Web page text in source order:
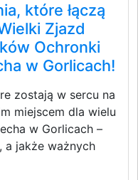
które łączą
Zjazd
Ochronki
w Gorlicach!
zostają w sercu na
miejscem dla wielu
w Gorlicach –
a jakże ważnych